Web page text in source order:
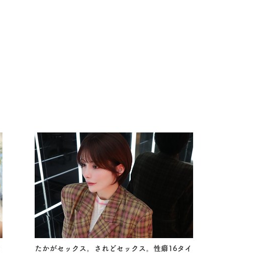
たかがセックス。されどセックス。性癖16タイ